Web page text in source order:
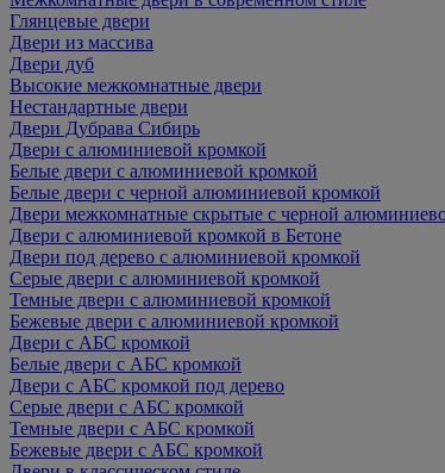
Глянцевые двери
Двери из массива
Двери дуб
Высокие межкомнатные двери
Нестандартные двери
Двери Дубрава Сибирь
Двери с алюминиевой кромкой
Белые двери с алюминиевой кромкой
Белые двери с черной алюминиевой кромкой
Двери межкомнатные скрытые с черной
Двери с алюминиевой кромкой в Бетоне
Двери под дерево с алюминиевой кромкой
Серые двери с алюминиевой кромкой
Темные двери с алюминиевой кромкой
Бежевые двери с алюминиевой кромкой
Двери с АБС кромкой
Белые двери с АБС кромкой
Двери с АБС кромкой под дерево
Серые двери с АБС кромкой
Темные двери с АБС кромкой
Бежевые двери с АБС кромкой